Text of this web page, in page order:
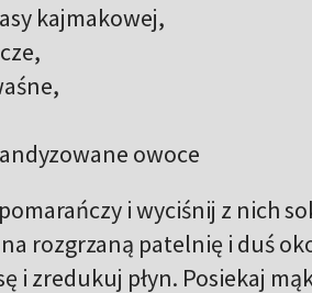
kajmakowej,
owoce
i wyciśnij z nich
rozgrzaną patelnię i duś
i zredukuj płyn. Posiekaj